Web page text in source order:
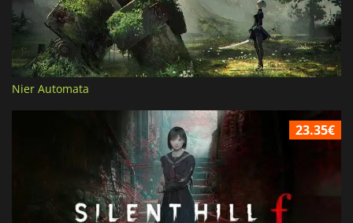
Nier Automata
23.35€